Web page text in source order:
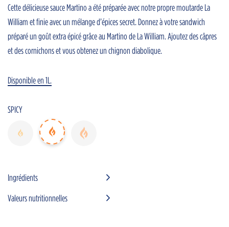
NL
Cette délicieuse sauce Martino a été préparée avec notre propre moutarde La
William et finie avec un mélange d’épices secret. Donnez à votre sandwich
préparé un goût extra épicé grâce au Martino de La William. Ajoutez des câpres
et des cornichons et vous obtenez un chignon diabolique.
Disponible en 1L.
SPICY
Ingrédients
Valeurs nutritionnelles